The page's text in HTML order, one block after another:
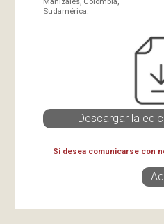
Sudamérica.
Descargar la
Si desea comunicarse con